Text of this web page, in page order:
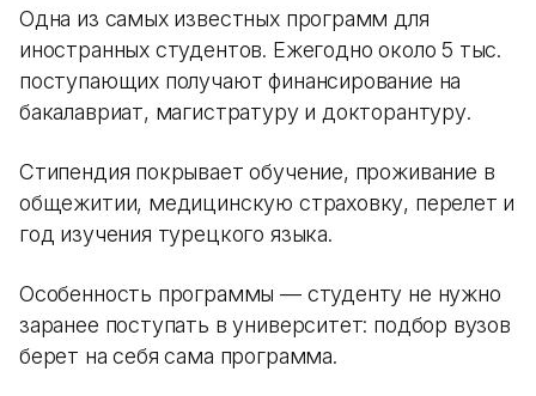
Одна из самых известных программ для
иностранных студентов. Ежегодно около 5 тыс.
поступающих получают финансирование на
бакалавриат, магистратуру и докторантуру.
Стипендия покрывает обучение, проживание в
общежитии, медицинскую страховку, перелет и
год изучения турецкого языка.
Особенность программы — студенту не нужно
заранее поступать в университет: подбор вузов
берет на себя сама программа.